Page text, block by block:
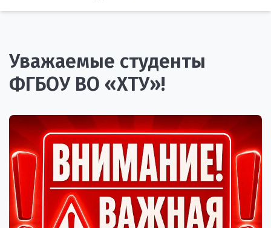
Уважаемые студенты
ФГБОУ ВО «ХТУ»!